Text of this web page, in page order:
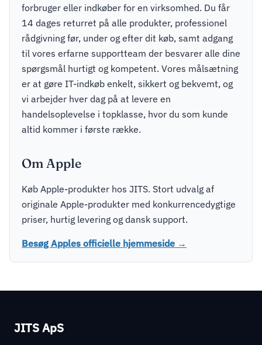
forbruger eller indkøber for en virksomhed. Du får
14 dages returret på alle produkter, professionel
rådgivning før, under og efter dit køb, samt adgang
til vores erfarne supportteam der besvarer alle dine
spørgsmål hurtigt og kompetent. Vores målsætning
er at gøre IT-indkøb enkelt, sikkert og bekvemt, og
vi arbejder hver dag på at levere en
handelsoplevelse i topklasse, hvor du som kunde
altid kommer i første række.
Om Apple
Køb Apple-produkter hos JITS. Stort udvalg af
originale Apple-produkter med konkurrencedygtige
priser, hurtig levering og dansk support.
Besøg Apples officielle hjemmeside →
JITS ApS